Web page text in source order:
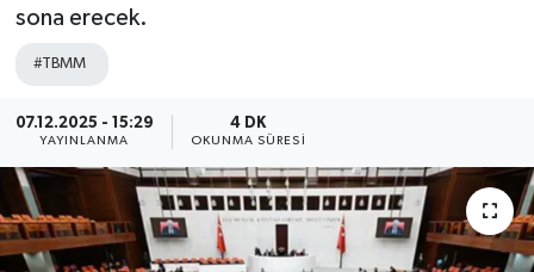
sona erecek.
#TBMM
07.12.2025 - 15:29
YAYINLANMA
4 DK
OKUNMA SÜRESI